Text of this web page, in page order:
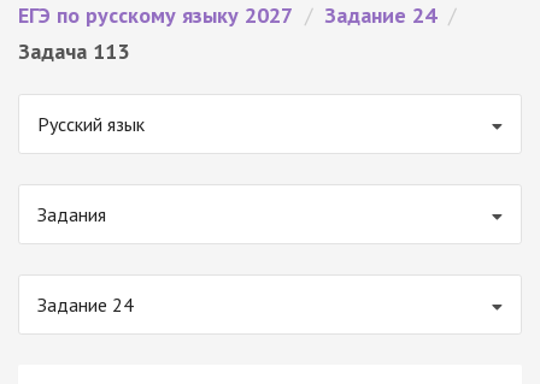
ЕГЭ по русскому языку 2027 / Задание 24 /
Задача 113
Русский язык
Задания
Задание 24